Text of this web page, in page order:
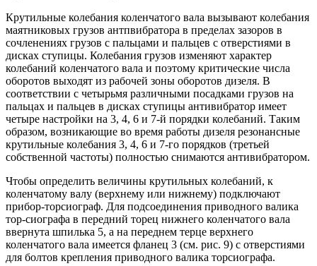
Крутильные колебания коленчатого вала вызывают колебания
маятниковых грузов антпвибратора в пределах зазоров в
сочленениях грузов с пальцами и пальцев с отверстиями в
дисках ступицы. Колебания грузов изменяют характер
колебаний коленчатого вала и поэтому критические числа
оборотов выходят из рабочей зоны оборотов дизеля. В
соответствии с четырьмя различными посадками грузов на
пальцах и пальцев в дисках ступицы антивибратор имеет
четыре настройки на 3, 4, 6 и 7-й порядки колебаний. Таким
образом, возникающие во время работы дизеля резонансные
крутильные колебания 3, 4, 6 и 7-го порядков (третьей
собственной частоты) полностью снимаются антивибратором.
Чтобы определить величины крутильных колебаний, к
коленчатому валу (верхнему или нижнему) подключают
прибор-торсиограф. Для подсоединения приводного валика
тор-сиографа в передний торец нижнего коленчатого вала
ввернута шпилька 5, а на переднем терце верхнего
коленчатого вала имеется фланец 3 (см. рис. 9) с отверстиями
для болтов крепления приводного валика торсиографа.